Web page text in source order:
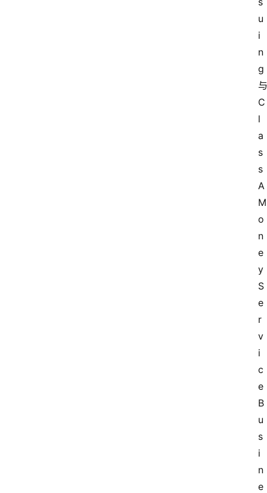
u
i
n
g
与
C
l
a
s
s
A
M
o
n
e
y
S
e
r
v
i
c
e
B
u
s
i
n
e